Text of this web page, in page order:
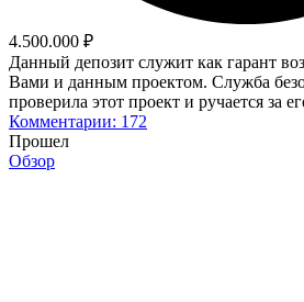
4.500.000 ₽
Данный депозит служит как гарант
Вами и данным проектом. Служба
проверила этот проект и ручается за
Комментарии: 172
Прошел
Обзор